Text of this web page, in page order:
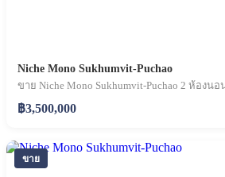
Niche Mono Sukhumvit-Puchao
฿3,500,000
ขาย